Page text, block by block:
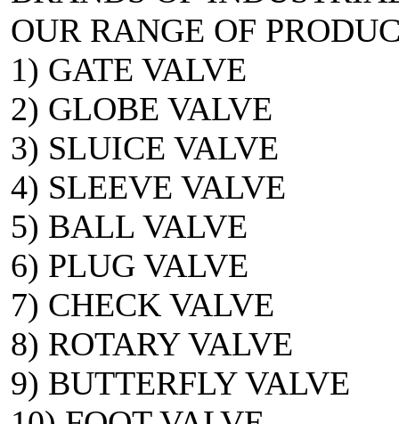
OUR RANGE OF
1) GATE VALVE
2) GLOBE VALVE
3) SLUICE VALVE
4) SLEEVE VALVE
5) BALL VALVE
6) PLUG VALVE
7) CHECK VALVE
8) ROTARY VALVE
9) BUTTERFLY VALVE